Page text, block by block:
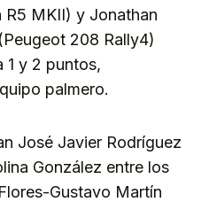
R5 MKII) y Jonathan
208 Rally4)
1 y 2 puntos,
palmero.
José Javier Rodríguez
González entre los
Gustavo Martín